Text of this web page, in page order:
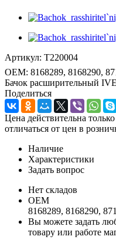
Артикул: T220004
OEM: 8168289, 8168290,
Бачок расширительный
Поделиться
Цена действительна
отличаться от цен в
Наличие
Характеристики
Задать вопрос
Нет складов
OEM
8168289, 8168290,
Вы можете задать
товару или работе